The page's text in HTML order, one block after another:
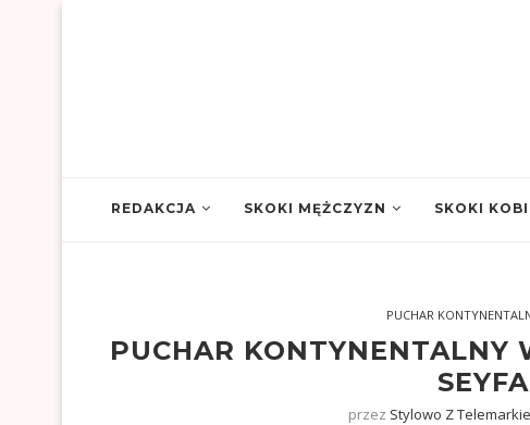
REDAKCJA SKOKI MĘŻCZYZN SKOKI
PUCHAR
PUCHAR KONTYNENTALNY
przez Stylowo Z